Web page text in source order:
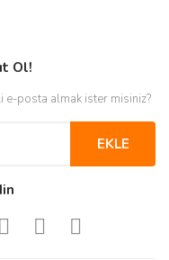
Ol!
e-posta almak ister misiniz?
EKLE